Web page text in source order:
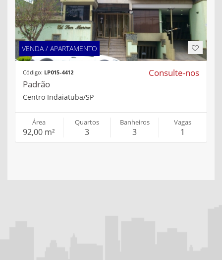
VENDA / APARTAMENTO
Consulte-nos
Código: LP015-4412
Padrão
Centro Indaiatuba/SP
Área
92,00 m²
Quartos
3
Banheiros
3
Vagas
1